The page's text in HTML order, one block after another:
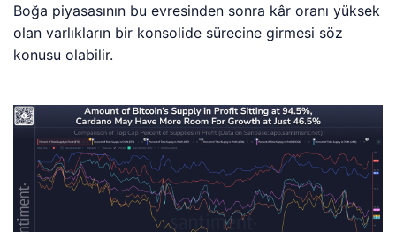
Boğa piyasasının bu evresinden sonra kâr oranı yüksek
olan varlıkların bir konsolide sürecine girmesi söz
konusu olabilir.